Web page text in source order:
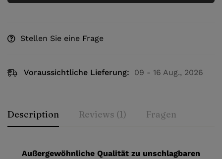
Stellen Sie eine Frage
Voraussichtliche Lieferung: 09 - 16 Aug., 2026
Description Reviews (1) Fragen
Außergewöhnliche Qualität zu unschlagbaren